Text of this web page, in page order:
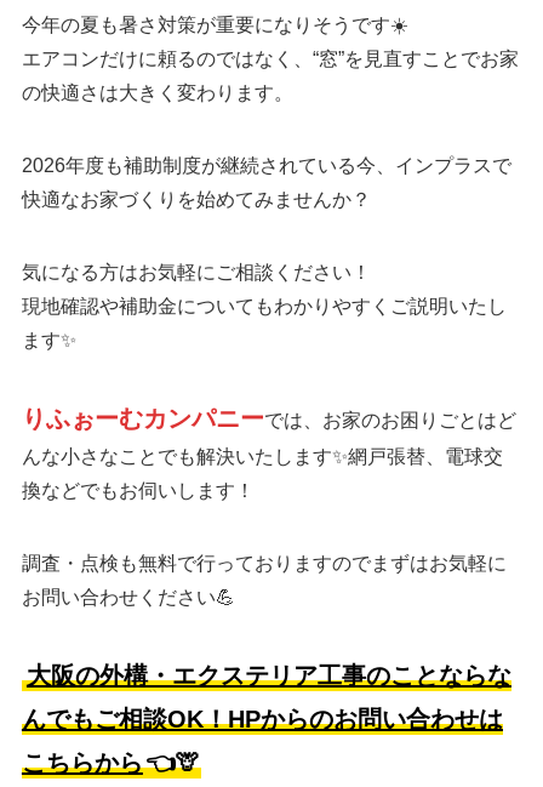
今年の夏も暑さ対策が重要になりそうです☀️
エアコンだけに頼るのではなく、“窓”を見直すことでお家
の快適さは大きく変わります。
2026年度も補助制度が継続されている今、インプラスで
快適なお家づくりを始めてみませんか？
気になる方はお気軽にご相談ください！
現地確認や補助金についてもわかりやすくご説明いたし
ます✨
りふぉーむカンパニーでは、お家のお困りごとはど
んな小さなことでも解決いたします✨網戸張替、電球交
換などでもお伺いします！
調査・点検も無料で行っておりますのでまずはお気軽に
お問い合わせください💪
大阪の外構・エクステリア工事のことならな
んでもご相談OK！HPからのお問い合わせは
こちらから👈🦒